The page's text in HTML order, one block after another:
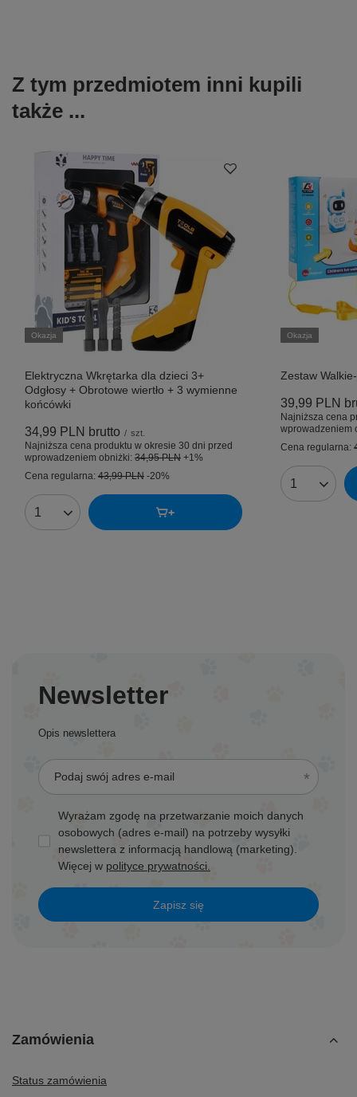
Z tym przedmiotem inni kupili
także ...
Okazja
Elektryczna Wkrętarka dla dzieci 3+
Odgłosy + Obrotowe wiertło + 3 wymienne
końcówki
34,99 PLN brutto / szt.
Najniższa cena produktu w okresie 30 dni przed
wprowadzeniem obniżki: 34,95 PLN +1%
Cena regularna: 43,99 PLN -20%
Ilość produktów
Okazja
Zestaw
39,99 PLN
Najniższa cena
wprowadzeniem
Cena regularna:
Ilość
Newsletter
Opis newslettera
Podaj swój adres e-mail
Wyrażam zgodę na przetwarzanie moich danych
osobowych (adres e-mail) na potrzeby wysyłki
newslettera z informacją handlową (marketing).
Więcej w polityce prywatności.
Zapisz się
Zamówienia
Status zamówienia